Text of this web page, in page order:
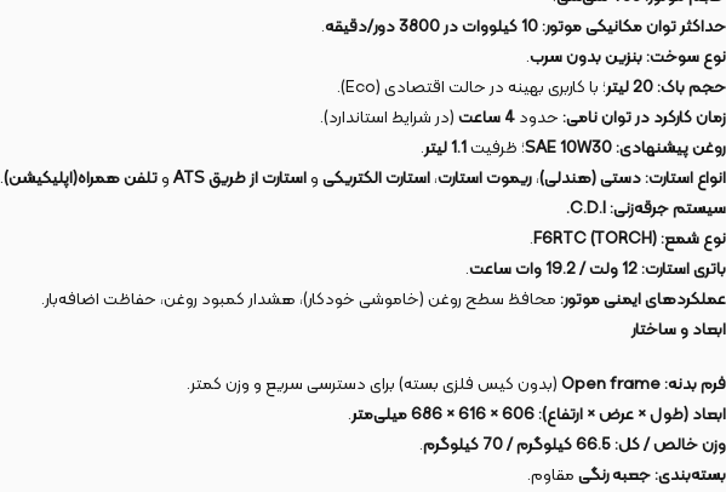
حداکثر توان مکانیکی موتور:10 کیلووات در 3800 دور/دقیقه
.
نوع سوخت:بنزین بدون سرب.
حجم باک:20 لیتر
؛ با کاربری بهینه در حالت اقتصادی (Eco).
زمان کارکرد در توان نامی:حدود4 ساعت
(در شرایط استاندارد).
روغن پیشنهادی:SAE 10W30؛ ظرفیت1.1 لیتر
.
انواع استارت:دستی (هندلی)،ریموت استارت،استارت الکتریکیواستارت از طریق ATS وتلفن همراه(اپلیکیشن).
سیستم جرقه‌زنی:C.D.I.
نوع شمع:F6RTC (TORCH)
.
باتری استارت:12 ولت / 19.2 وات ساعت
.
عملکردهای ایمنی موتور:محافظ سطح روغن (خاموشی خودکار)، هشدار کمبود روغن، حفاظت اضافه‌بار.
ابعاد و ساختار
فرم بدنه:Open frame(بدون کیس فلزی بسته) برای دسترسی سریع و وزن کمتر.
ابعاد (طول × عرض × ارتفاع):606 × 616 × 686 میلی‌متر
.
وزن خالص / کل:66.5 کیلوگرم / 70 کیلوگرم
.
بسته‌بندی:جعبه رنگیمقاوم.